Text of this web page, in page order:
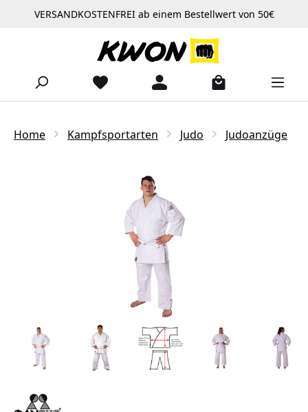
Zum Hauptinhalt springen
VERSANDKOSTENFREI ab einem Bestellwert von 50€
Home Kampfsportarten Judo Judoanzüge